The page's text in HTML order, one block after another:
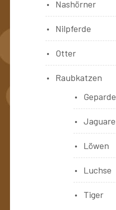
Nashörner
Nilpferde
Otter
Raubkatzen
Geparde
Jaguare
Löwen
Luchse
Tiger